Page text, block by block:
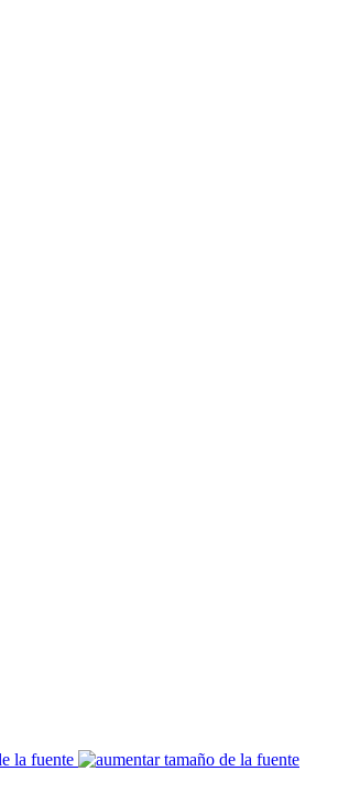
la fuente